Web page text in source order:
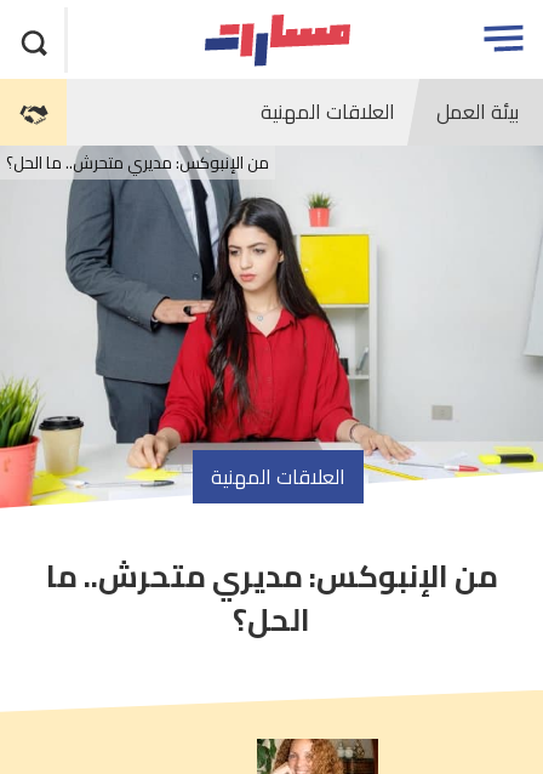
تجاوز
الاعلان
Open
menu
بيئة العمل العلاقات المهنية
من الإنبوكس: مديري متحرش.. ما الحل؟
العلاقات المهنية
article
comment
count
من الإنبوكس: مديري متحرش.. ما
الحل؟